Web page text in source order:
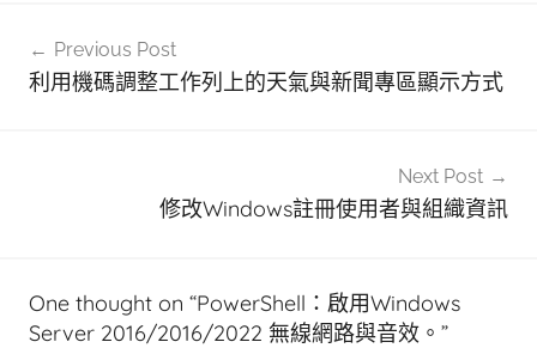
Previous Post
利用機碼調整工作列上的天氣與新聞專區顯示方式
Next Post
修改Windows註冊使用者與組織資訊
One thought on “PowerShell：啟用Windows
Server 2016/2016/2022 無線網路與音效。 ”